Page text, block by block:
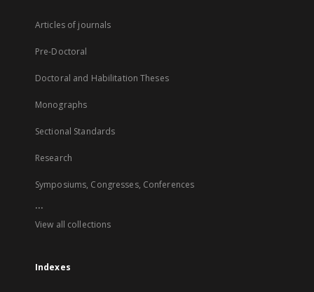
Articles of journals
Pre-Doctoral
Doctoral and Habilitation Theses
Monographs
Sectional Standards
Research
Symposiums, Congresses, Conferences
...
View all collections
Indexes